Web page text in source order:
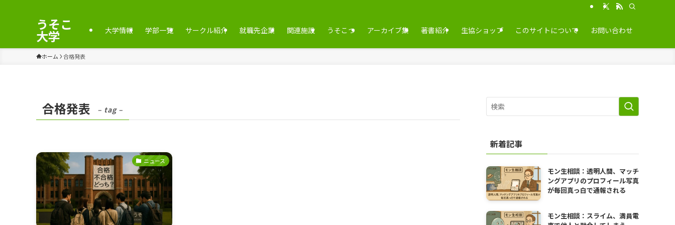
うそこ
大学 大学情報 学部一覧 サークル紹介 就職先企業 関連施設 うそこつ アーカイブ集 著書紹介 生協ショップ このサイトについて お問い合わせ
ホーム 合格発表
合格発表 – tag –
ニュース
新着記事
モン生相談：透明人間、マッチ
ングアプリのプロフィール写真
が毎回真っ白で通報される
モン生相談：スライム、満員電